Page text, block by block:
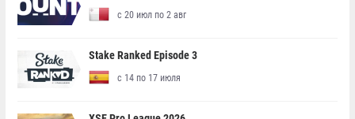
с 20 июл по 2 авг
Stake Ranked Episode 3
с 14 по 17 июля